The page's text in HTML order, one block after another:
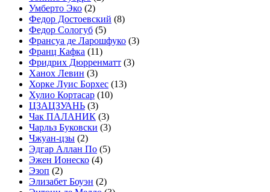
Умберто Эко (2)
Федор Достоевский (8)
Федор Сологуб (5)
Франсуа де Ларошфуко (3)
Франц Кафка (11)
Фридрих Дюрренматт (3)
Ханох Левин (3)
Хорке Луис Борхес (13)
Хулио Кортасар (10)
ЦЗАЦЗУАНЬ (3)
Чак ПАЛАНИК (3)
Чарльз Буковски (3)
Чжуан-цзы (2)
Эдгар Аллан По (5)
Эжен Ионеско (4)
Эзоп (2)
Элизабет Боуэн (2)